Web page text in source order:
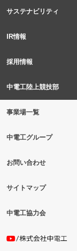
サステナビリティ
IR情報
採用情報
中電工陸上競技部
事業場一覧
中電工グループ
お問い合わせ
サイトマップ
中電工協力会